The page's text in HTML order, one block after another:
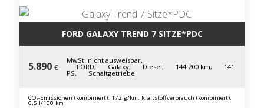
FORD GALAXY TREND 7 SITZE*PDC
5.890 €
MwSt. nicht ausweisbar,
FORD, Galaxy, Diesel, 144.200 km, 141
PS, Schaltgetriebe
CO₂-Emissionen (kombiniert): 172 g/km, Kraftstoffverbrauch (kombiniert):
6,5 l/100 km